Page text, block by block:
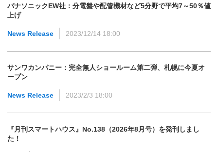
パナソニックEW社：分電盤や配管機材など5分野で平均7～50％値
上げ
News Release 2023/12/14 18:00
サンワカンパニー：完全無人ショールーム第二弾、札幌に今夏オ
ープン
News Release 2023/2/3 18:00
『月刊スマートハウス』No.138（2026年8月号）を発刊しまし
た！